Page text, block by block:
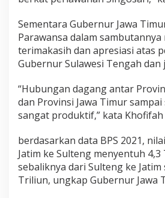
Sementara Gubernur Jawa
Parawansa dalam
terimakasih dan apresiasi atas
Gubernur Sulawesi Tengah dan
“Hubungan dagang antar
dan Provinsi Jawa Timur
sangat produktif,” kata Khofifah
berdasarkan data BPS 2021,
Jatim ke Sulteng menyentuh
sebaliknya dari Sulteng ke Jatim
Triliun, ungkap Gubernur Jawa